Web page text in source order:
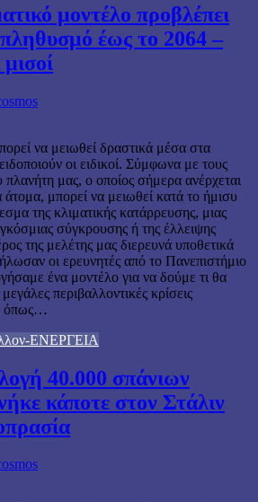
μοντέλο προβλέπει
έως το 2064 –
να μειωθεί δραστικά μέσα στα
οι ειδικοί. Σύμφωνα με τους
πλανήτη μας, ο οποίος σήμερα ανέρχεται
μπορεί να μειωθεί κατά το ήμισυ
της κλιματικής κατάρρευσης, μιας
σύγκρουσης ή της έλλειψης
της μελέτης μας διερευνά υποθετικά
οι ερευνητές από το Πανεπιστήμιο
ένα μοντέλο για να δούμε τι θα
περιβαλλοντικές κρίσεις
όπως…
ΕΝΕΡΓΕΙΑ
40.000 σπάνιων
κάποτε στον Στάλιν